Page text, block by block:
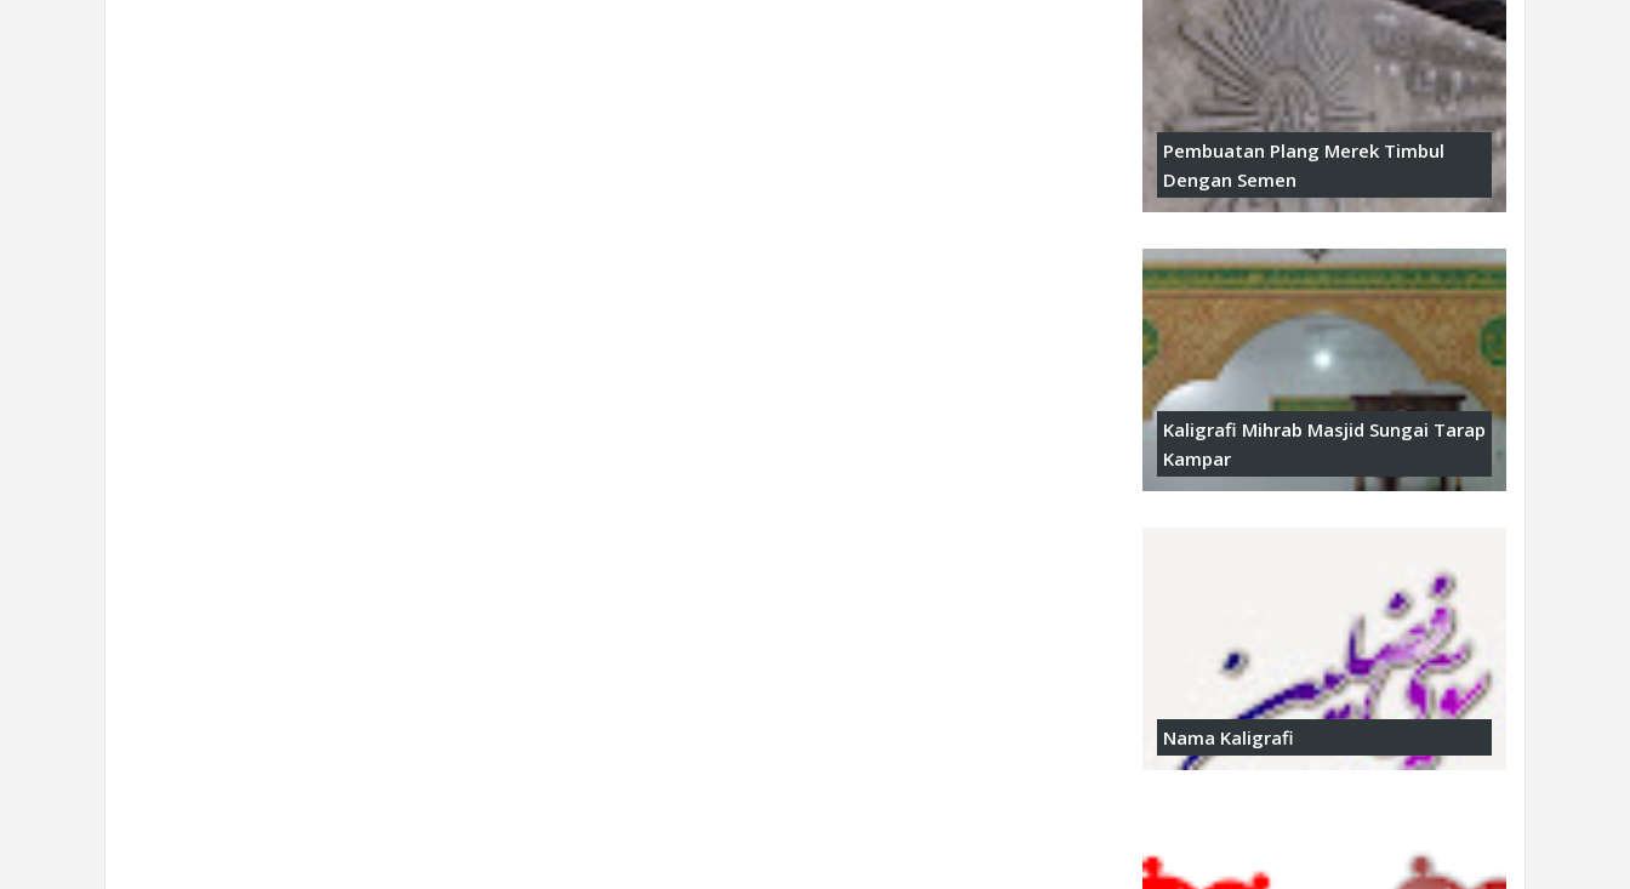
Pembuatan Plang Merek Timbul
Dengan Semen
Kaligrafi Mihrab Masjid Sungai Tarap
Kampar
Nama Kaligrafi